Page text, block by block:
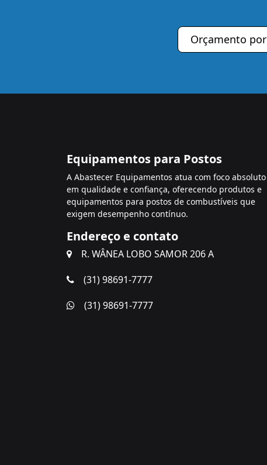
Orçamento por
Equipamentos para Postos
A Abastecer Equipamentos atua com foco absoluto
em qualidade e confiança, oferecendo produtos e
equipamentos para postos de combustíveis que
exigem desempenho contínuo.
Endereço e contato
R. WÂNEA LOBO SAMOR 206 A
(31) 98691-7777
(31) 98691-7777